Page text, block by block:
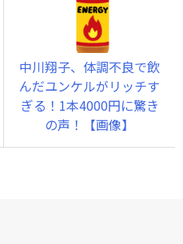
中川翔子、体調不良で飲
んだユンケルがリッチす
ぎる！1本4000円に驚き
の声！【画像】